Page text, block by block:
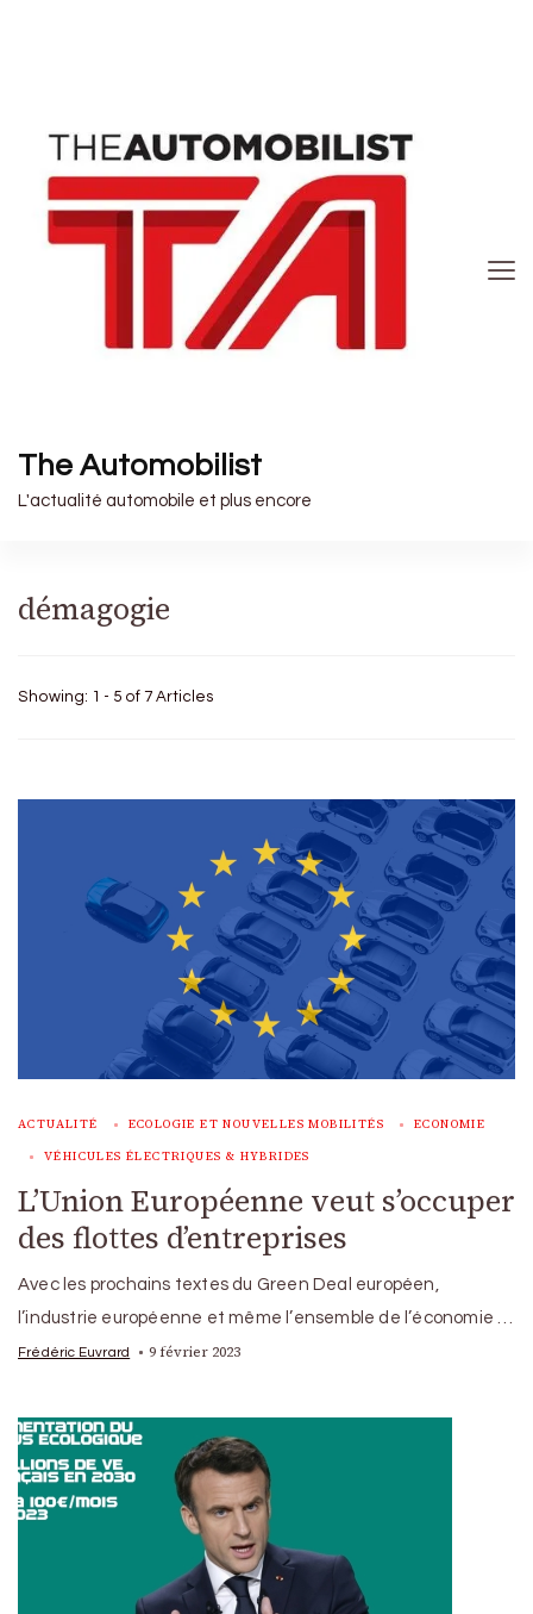
The Automobilist
L'actualité automobile et plus encore
démagogie
Showing: 1 - 5 of 7 Articles
ACTUALITÉ ECOLOGIE ET NOUVELLES MOBILITÉS ECONOMIE
VÉHICULES ÉLECTRIQUES & HYBRIDES
L’Union Européenne veut s’occuper
des flottes d’entreprises
Avec les prochains textes du Green Deal européen,
l’industrie européenne et même l’ensemble de l’économie …
Frédéric Euvrard 9 février 2023